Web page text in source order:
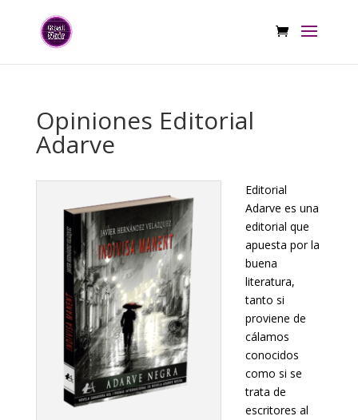
Opiniones Editorial
Adarve
Editorial
Adarve es una
editorial que
apuesta por la
buena
literatura,
tanto si
proviene de
cálamos
conocidos
como si se
trata de
escritores al